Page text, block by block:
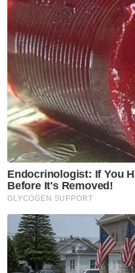
Jenazah
maut
dibawa
halaman
Semasa
buka
Semasa
Pelajar
mandi-
sembilan
Semasa
Ismail
Lumpur